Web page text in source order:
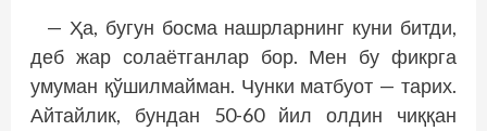
— Ҳа, бугун босма нашрларнинг куни битди,
деб жар солаётганлар бор. Мен бу фикрга
умуман қўшилмайман. Чунки матбуот — тарих.
Айтайлик, бундан 50-60 йил олдин чиққан